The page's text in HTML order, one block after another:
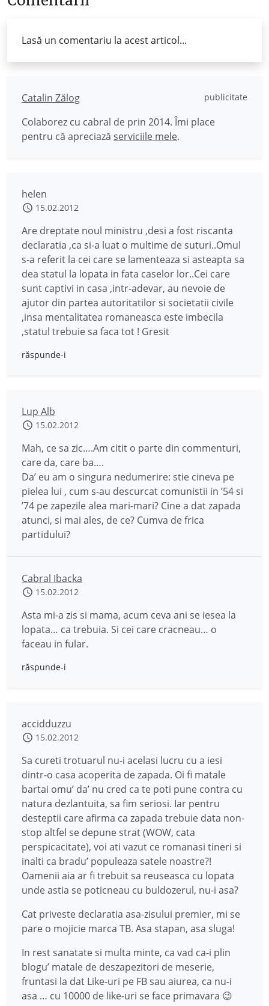
Lasă un comentariu la acest articol...
Catalin Zălog publicitate
Colaborez cu cabral de prin 2014. Îmi place
pentru că apreciază serviciile mele.
helen
15.02.2012
Are dreptate noul ministru ,desi a fost riscanta
declaratia ,ca si-a luat o multime de suturi..Omul
s-a referit la cei care se lamenteaza si asteapta sa
dea statul la lopata in fata caselor lor..Cei care
sunt captivi in casa ,intr-adevar, au nevoie de
ajutor din partea autoritatilor si societatii civile
,insa mentalitatea romaneasca este imbecila
,statul trebuie sa faca tot ! Gresit
răspunde-i
Lup Alb
15.02.2012
Mah, ce sa zic….Am citit o parte din commenturi,
care da, care ba….
Da’ eu am o singura nedumerire: stie cineva pe
pielea lui , cum s-au descurcat comunistii in ’54 si
’74 pe zapezile alea mari-mari? Cine a dat zapada
atunci, si mai ales, de ce? Cumva de frica
partidului?
Cabral Ibacka
15.02.2012
Asta mi-a zis si mama, acum ceva ani se iesea la
lopata… ca trebuia. Si cei care cracneau… o
faceau in fular.
răspunde-i
accidduzzu
15.02.2012
Sa cureti trotuarul nu-i acelasi lucru cu a iesi
dintr-o casa acoperita de zapada. Oi fi matale
bartai omu’ da’ nu cred ca te poti pune contra cu
natura dezlantuita, sa fim seriosi. Iar pentru
desteptii care afirma ca zapada trebuie data non-
stop altfel se depune strat (WOW, cata
perspicacitate), voi ati vazut ce romanasi tineri si
inalti ca bradu’ populeaza satele noastre?!
Oamenii aia ar fi trebuit sa reuseasca cu lopata
unde astia se poticneau cu buldozerul, nu-i asa?
Cat priveste declaratia asa-zisului premier, mi se
pare o mojicie marca TB. Asa stapan, asa sluga!
In rest sanatate si multa minte, ca vad ca-i plin
blogu’ matale de deszapezitori de meserie,
fruntasi la dat Like-uri pe FB sau aiurea, ca nu-i
asa … cu 10000 de like-uri se face primavara 😉